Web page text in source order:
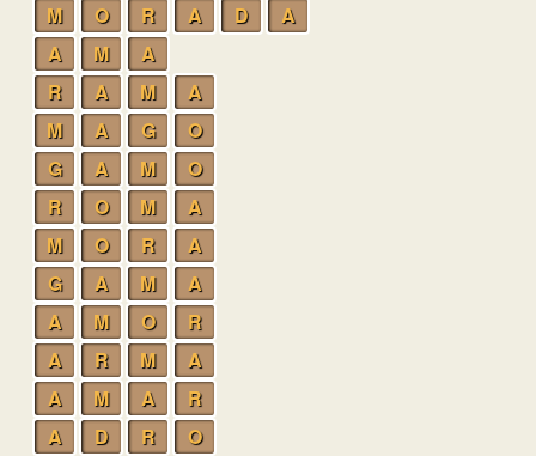
M
O R A D
A
A
M
A
R
A M
A
M
A G
O
G
A M
O
R
O M
A
M
O R
A
G
A M
A
A
M O
R
A
R M
A
A
M A
R
A
D R O